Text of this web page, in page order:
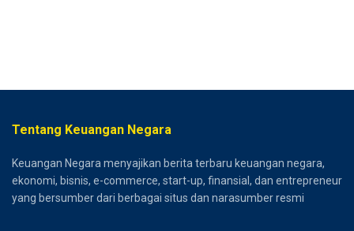
Tentang Keuangan Negara
Keuangan Negara menyajikan berita terbaru keuangan negara,
ekonomi, bisnis, e-commerce, start-up, finansial, dan entrepreneur
yang bersumber dari berbagai situs dan narasumber resmi